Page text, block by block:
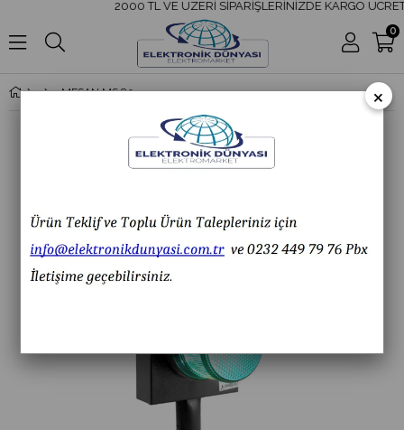
2000 TL VE ÜZERİ SİPARİŞLERİNİZDE KARGO
0
MESAN MS 8025.1.2.110-220VAC Ø100 İkili LED Multifonksiyon Trafik Lamba ×